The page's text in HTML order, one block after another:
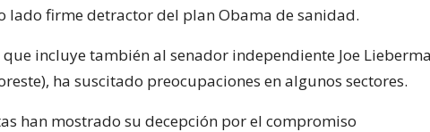
lado firme detractor del plan Obama de sanidad.
que incluye también al senador independiente Joe
ha suscitado preocupaciones en algunos sectores.
han mostrado su decepción por el compromiso